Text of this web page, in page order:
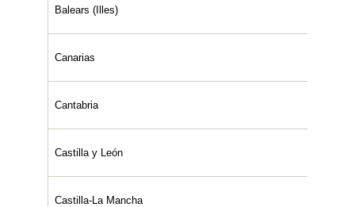
Balears (Illes)
Canarias
Cantabria
Castilla y León
Castilla-La Mancha